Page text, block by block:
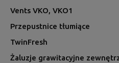
Vents VKO, VKO1
Przepustnice tłumiące
TwinFresh
Żaluzje grawitacyjne